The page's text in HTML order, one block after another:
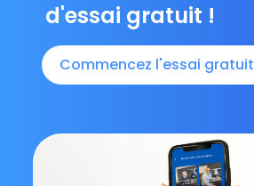
d'essai gratuit !
Commencez l'essai gratuit